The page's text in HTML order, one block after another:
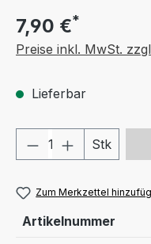
7,90 €*
Preise inkl. MwSt.
Lieferbar
ProduktStk
Zum Merkzettel
Artikelnummer